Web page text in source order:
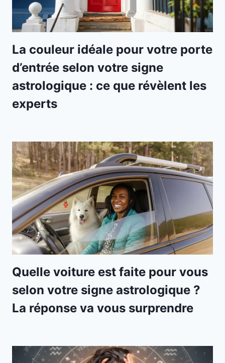
La couleur idéale pour votre porte
d’entrée selon votre signe
astrologique : ce que révèlent les
experts
Quelle voiture est faite pour vous
selon votre signe astrologique ?
La réponse va vous surprendre